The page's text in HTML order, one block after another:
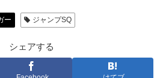
ー ジャンプSQ
シェアする